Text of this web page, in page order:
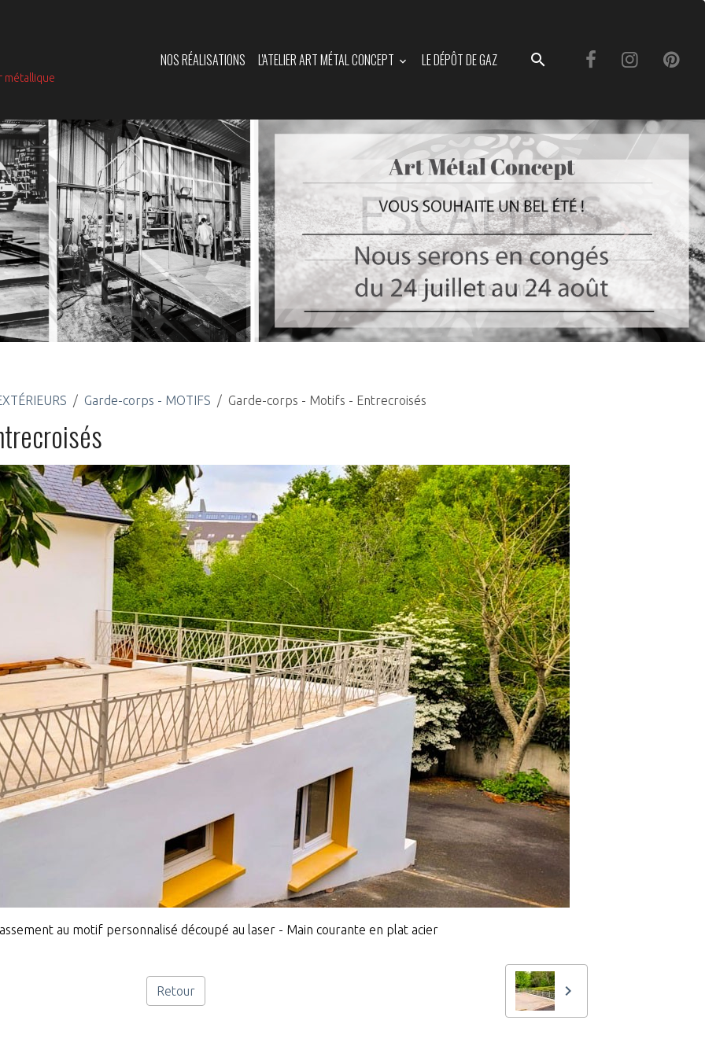
métallique
NOS RÉALISATIONS L'ATELIER ART MÉTAL CONCEPT LE DÉPÔT DE GAZ
Garde-corps - MOTIFS Garde-corps - Motifs - Entrecroisés
au motif personnalisé découpé au laser - Main courante en plat acier
Retour